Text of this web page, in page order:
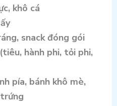
khô cá
snack đóng gói
hành phi, tỏi phi,
pía, bánh khô mè,